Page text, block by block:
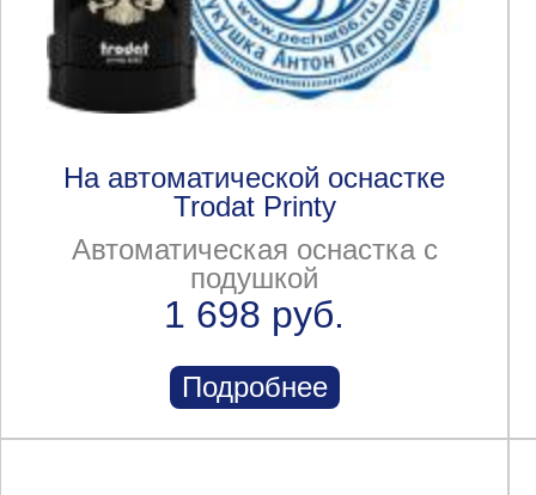
На автоматической оснастке
Trodat Printy
Автоматическая оснастка с
подушкой
1 698 руб.
Подробнее